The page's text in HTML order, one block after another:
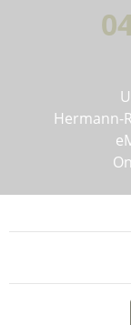
Hermann-